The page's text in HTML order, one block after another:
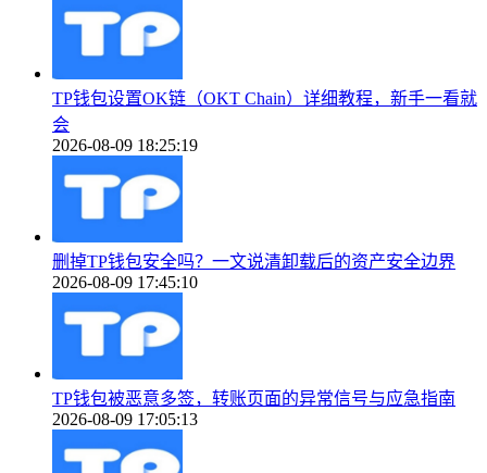
TP钱包设置OK链（OKT Chain）详细教程，新手一看就
会
2026-08-09 18:25:19
删掉TP钱包安全吗？一文说清卸载后的资产安全边界
2026-08-09 17:45:10
TP钱包被恶意多签，转账页面的异常信号与应急指南
2026-08-09 17:05:13